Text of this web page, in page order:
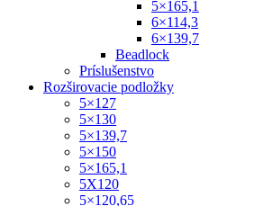
5×165,1
6×114,3
6×139,7
Beadlock
Príslušenstvo
Rozširovacie podložky
5×127
5×130
5×139,7
5×150
5×165,1
5X120
5×120,65